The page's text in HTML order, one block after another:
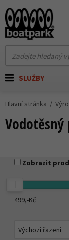
SLUŽBY
Hlavní stránka
Zobrazit
499,-Kč